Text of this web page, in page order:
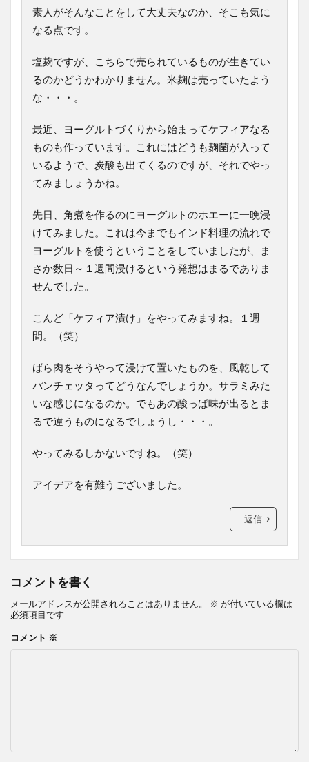
素人がそんなことをして大丈夫なのか、そこも気に
なる点です。
塩麹ですが、こちらで売られているものが生きてい
るのかどうかわかりません。米麹は売っていたよう
な・・・。
最近、ヨーグルトづくりから始まってケフィアなる
ものも作っています。これにはどうも麹菌が入って
いるようで、炭酸も出てくるのですが、それでやっ
てみましょうかね。
先日、角煮を作るのにヨーグルトのホエーに一晩浸
けてみました。これは今までもインド料理の流れで
ヨーグルトを使うということをしていましたが、ま
さか数日～１週間浸けるという発想はまるでありま
せんでした。
こんど「ケフィア漬け」をやってみますね。１週
間。（笑）
ばら肉をそうやって浸けて置いたものを、風乾して
パンチェッタってどうなんでしょうか。サラミみた
いな感じになるのか。でもあの酸っぱ味が出るとま
るで違うものになるでしょうし・・・。
やってみるしかないですね。（笑）
アイデアを有難うございました。
返信
コメントを書く
メールアドレスが公開されることはありません。 ※ が付いている欄は
必須項目です
コメント ※